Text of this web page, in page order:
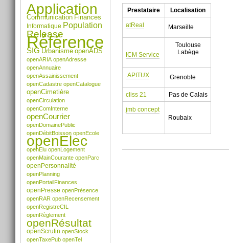
Application
Communication Finances
Informatique Population
Release
Référence
SIG Urbanisme openADS
openARIA openAdresse
openAnnuaire
openAssainissement
openCadastre openCatalogue
openCimetière
openCirculation
openComInterne
openCourrier
openDomainePublic
openDébitBoisson openEcole
openElec
openElu openLogement
openMainCourante openParc
openPersonnalité
openPlanning
openPortailFinances
openPresse openPrésence
openRAR openRecensement
openRegistreCIL
openRèglement
openRésultat
openScrutin openStock
openTaxePub openTel
Prestataire Localisation
atReal Marseille
ICM Service
Toulouse
Labège
APITUX Grenoble
cliss 21 Pas de Calais
jmb concept
Roubaix